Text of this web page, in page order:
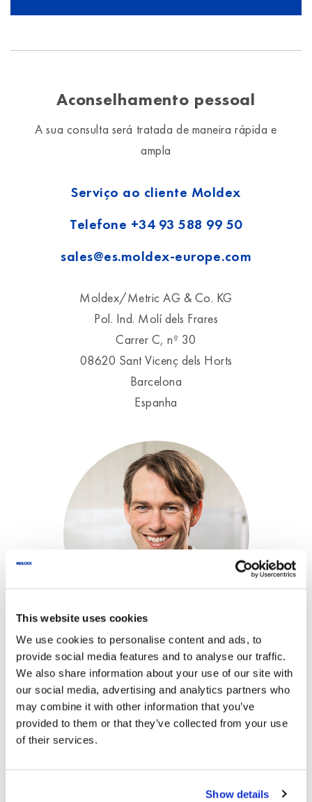
This website uses cookies
We use cookies to personalise content and ads, to
provide social media features and to analyse our traffic.
We also share information about your use of our site with
our social media, advertising and analytics partners who
may combine it with other information that you’ve
provided to them or that they’ve collected from your use
of their services.
Show details
Aconselhamento pessoal
A sua consulta será tratada de maneira rápida e
ampla
Serviço ao cliente Moldex
Telefone +34 93 588 99 50
sales@es.moldex-europe.com
Moldex/Metric AG & Co. KG
Pol. Ind. Molí dels Frares
Carrer C, nº 30
08620 Sant Vicenç dels Horts
Barcelona
Espanha
Tratamos os dados aqui introduzidos
exclusivamente para responder ao seu
pedido.
A sua mensagem para *